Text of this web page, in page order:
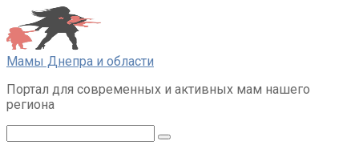
Перейти
к
контенту
Мамы Днепра и области
Портал для современных и активных мам нашего
региона